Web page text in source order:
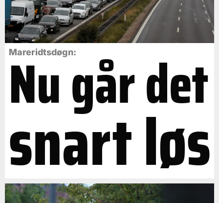
Mareridtsdøgn:
Nu går det
snart løs